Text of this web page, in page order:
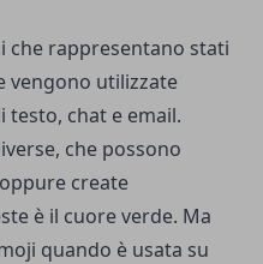
che rappresentano stati
vengono utilizzate
chat e email.
che possono
create
è il cuore verde. Ma
quando è usata su